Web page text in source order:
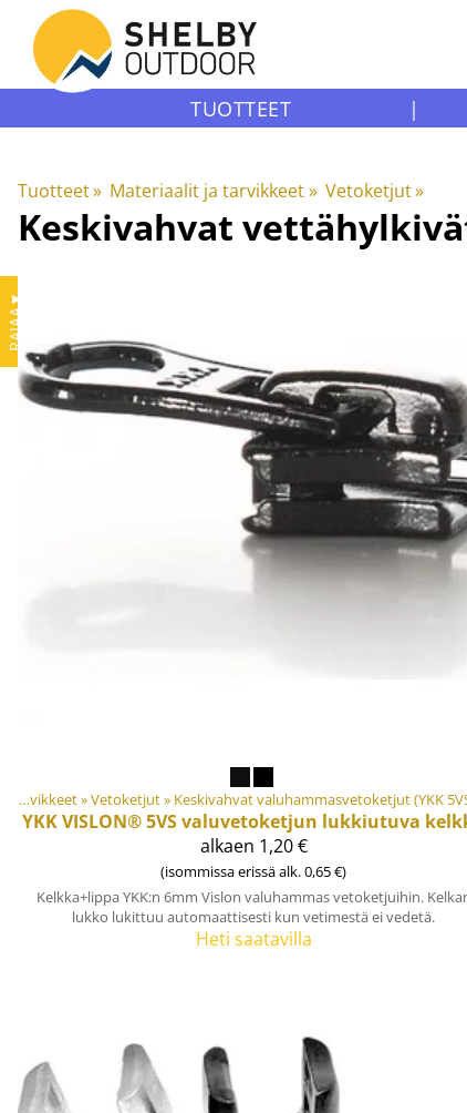
TUOTTEET |
Tuotteet‪» Materiaalit ja tarvikkeet‪» Vetoketjut‪»
Keskivahvat
RAJAA
▼
Materiaalit ja tarvikkeet‪»Vetoketjut‪» Keskivahvat valuhammasvetoketjut (YKK
YKKVISLON® 5VS valuvetoketjun lukkiutuva
alkaen 1,20 €
(isommissa erissä alk. 0,65 €)
Kelkka+lippa YKK:n 6mm Vislon valuhammas vetoketjuihin.
lukko lukittuu automaattisesti kun vetimestä ei vedetä.
Heti saatavilla
Tuotteet‪»